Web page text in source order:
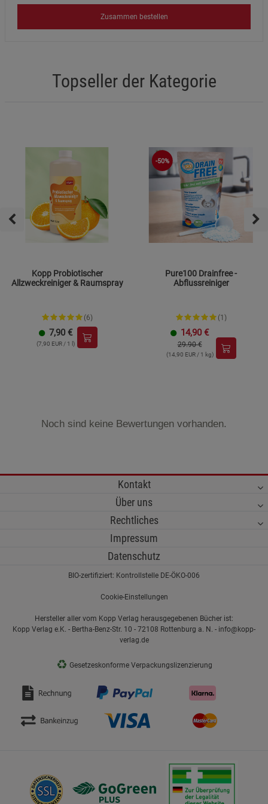
Zusammen bestellen
Topseller der Kategorie
Kopp Probiotischer
Allzweckreiniger & Raumspray
(6)
7,90 €
(7,90 EUR / 1 l)
-50%
Pure100 Drainfree -
Abflussreiniger
(1)
14,90 €
29.90 €
(14,90 EUR / 1 kg)
Noch sind keine Bewertungen vorhanden.
Kontakt
Über uns
Rechtliches
Impressum
Datenschutz
BIO-zertifiziert: Kontrollstelle DE-ÖKO-006
Cookie-Einstellungen
Hersteller aller vom Kopp Verlag herausgegebenen Bücher ist:
Kopp Verlag e.K. - Bertha-Benz-Str. 10 - 72108 Rottenburg a. N. - info@kopp-
verlag.de
♻ Gesetzeskonforme Verpackungslizenzierung